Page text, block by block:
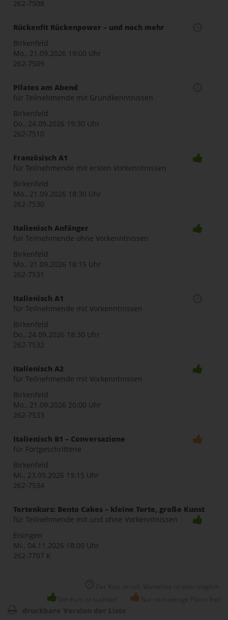
262-7508
Rückenfit Rückenpower – und noch mehr
Birkenfeld
Mo., 21.09.2026 19:00 Uhr
262-7509
Pilates am Abend
für Teilnehmende mit Grundkenntnissen
Birkenfeld
Do., 24.09.2026 19:30 Uhr
262-7510
Französisch A1
für Teilnehmende mit ersten Vorkenntnissen
Birkenfeld
Mo., 21.09.2026 18:30 Uhr
262-7530
Italienisch Anfänger
für Teilnehmende ohne Vorkenntnissen
Birkenfeld
Mo., 21.09.2026 18:15 Uhr
262-7531
Italienisch A1
für Teilnehmende mit Vorkenntnissen
Birkenfeld
Do., 24.09.2026 18:30 Uhr
262-7532
Italienisch A2
für Teilnehmende mit Vorkenntnissen
Birkenfeld
Mo., 21.09.2026 20:00 Uhr
262-7533
Italienisch B1 – Conversazione
für Fortgeschrittene
Birkenfeld
Mi., 23.09.2026 19:15 Uhr
262-7534
Tortenkurs: Bento Cakes – kleine Torte, große Kunst
für Teilnehmende mit und ohne Vorkenntnissen
Eisingen
Mi., 04.11.2026 18:00 Uhr
262-7707 K